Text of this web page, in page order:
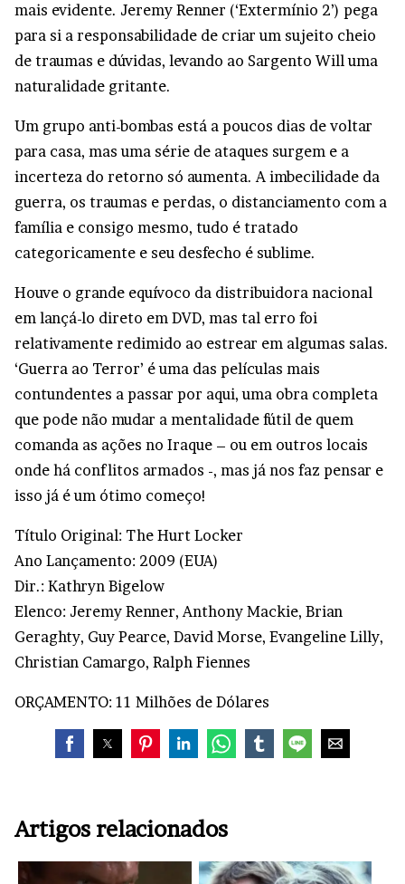
mais evidente. Jeremy Renner (‘Extermínio 2’) pega
para si a responsabilidade de criar um sujeito cheio
de traumas e dúvidas, levando ao Sargento Will uma
naturalidade gritante.
Um grupo anti-bombas está a poucos dias de voltar
para casa, mas uma série de ataques surgem e a
incerteza do retorno só aumenta. A imbecilidade da
guerra, os traumas e perdas, o distanciamento com a
família e consigo mesmo, tudo é tratado
categoricamente e seu desfecho é sublime.
Houve o grande equívoco da distribuidora nacional
em lançá-lo direto em DVD, mas tal erro foi
relativamente redimido ao estrear em algumas salas.
‘Guerra ao Terror’ é uma das películas mais
contundentes a passar por aqui, uma obra completa
que pode não mudar a mentalidade fútil de quem
comanda as ações no Iraque – ou em outros locais
onde há conflitos armados -, mas já nos faz pensar e
isso já é um ótimo começo!
Título Original: The Hurt Locker
Ano Lançamento: 2009 (EUA)
Dir.: Kathryn Bigelow
Elenco: Jeremy Renner, Anthony Mackie, Brian
Geraghty, Guy Pearce, David Morse, Evangeline Lilly,
Christian Camargo, Ralph Fiennes
ORÇAMENTO: 11 Milhões de Dólares
Artigos relacionados